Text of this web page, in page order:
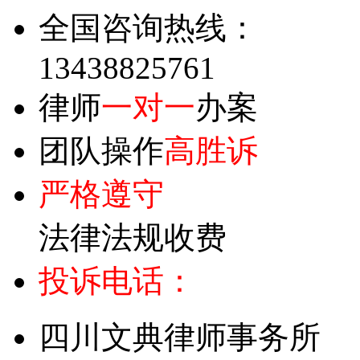
全国咨询热线：
13438825761
律师一对一办案
团队操作高胜诉
严格遵守
法律法规收费
投诉电话：
四川文典律师事务所